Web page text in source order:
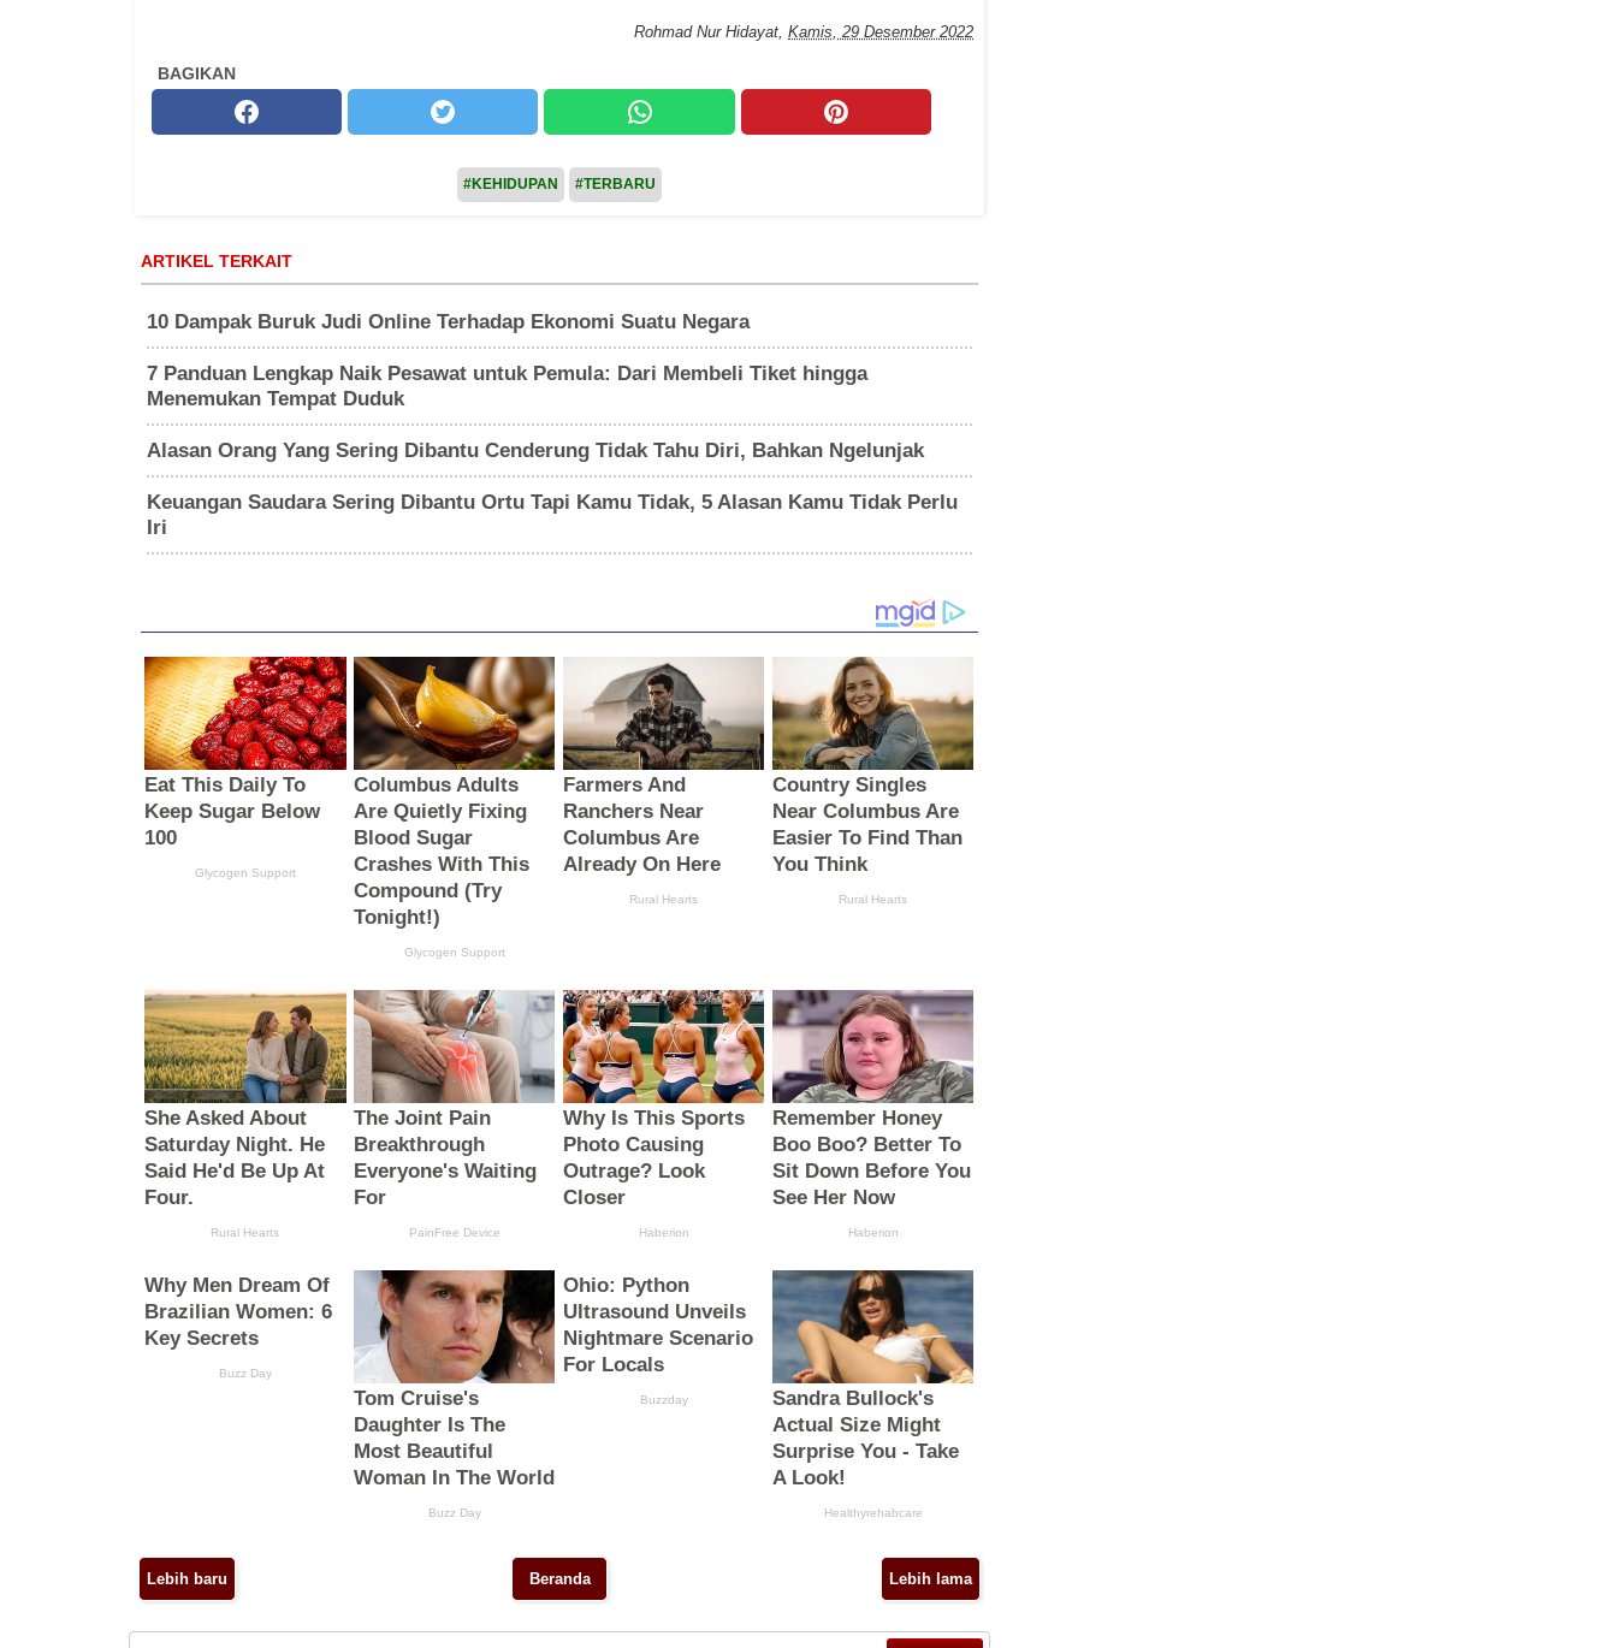
Rohmad Nur Hidayat, Kamis, 29 Desember 2022
BAGIKAN
#KEHIDUPAN #TERBARU
ARTIKEL TERKAIT
10 Dampak Buruk Judi Online Terhadap Ekonomi Suatu Negara
7 Panduan Lengkap Naik Pesawat untuk Pemula: Dari Membeli Tiket hingga
Menemukan Tempat Duduk
Alasan Orang Yang Sering Dibantu Cenderung Tidak Tahu Diri, Bahkan Ngelunjak
Keuangan Saudara Sering Dibantu Ortu Tapi Kamu Tidak, 5 Alasan Kamu Tidak Perlu
Iri
Lebih baru Lebih lama
Beranda